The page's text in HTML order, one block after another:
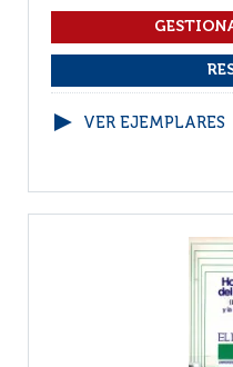
VER EJEMPLARES